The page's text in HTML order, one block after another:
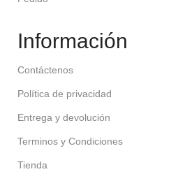
Información
Contáctenos
Política de privacidad
Entrega y devolución
Terminos y Condiciones
Tienda